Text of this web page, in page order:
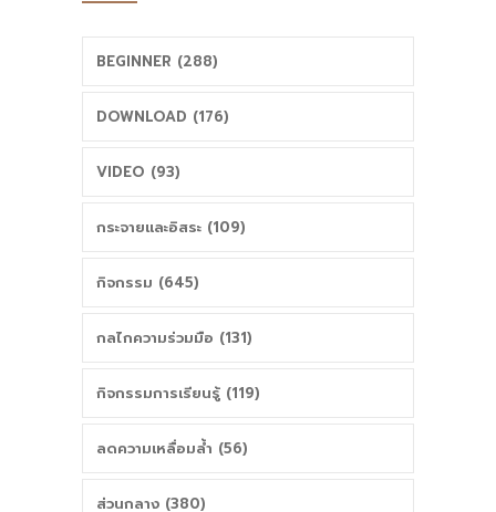
BEGINNER (288)
DOWNLOAD (176)
VIDEO (93)
กระจายและอิสระ (109)
กิจกรรม (645)
กลไกความร่วมมือ (131)
กิจกรรมการเรียนรู้ (119)
ลดความเหลื่อมล้ำ (56)
ส่วนกลาง (380)